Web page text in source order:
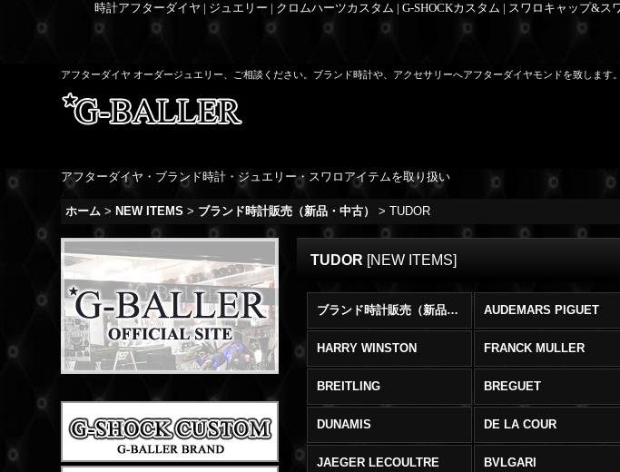
時計アフターダイヤ | ジュエリー | クロムハーツカスタム | G-SHOCKカスタム | スワロキャップ&
アフターダイヤ オーダージュエリー、ご相談ください。ブランド時計や、アクセサリーへアフターダイヤモンドを致します。
アフターダイヤ・ブランド時計・ジュエリー・スワロアイテムを取り扱い
ホーム > NEW ITEMS > ブランド時計販売（新品・中古） > TUDOR
TUDOR [NEW ITEMS]
ブランド時計販売（新品・中古） (全商品) AUDEMARS PIGUET
HARRY WINSTON FRANCK MULLER
BREITLING BREGUET
DUNAMIS DE LA COUR
JAEGER LECOULTRE BVLGARI